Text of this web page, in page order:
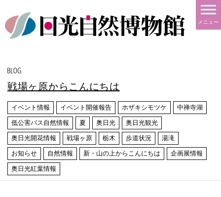
メニュー
戦場ヶ原からこんにちは
イベント情報 イベント開催報告 ホザキシモツケ 中禅寺湖
低公害バス自然情報 夏 奥日光 奥日光観光
奥日光開花情報 戦場ヶ原 栃木 歩道状況 湯滝
お知らせ 自然情報 新・山の上からこんにちは 企画展情報
奥日光紅葉情報